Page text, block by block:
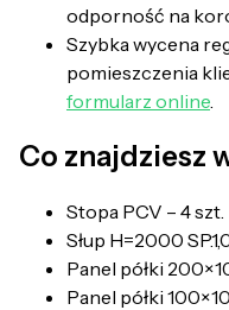
odporność na
Szybka wycena
pomieszczenia
formularz online
Co znajdziesz
Stopa PCV – 4 szt.
Słup H=2000
Panel półki
Panel półki